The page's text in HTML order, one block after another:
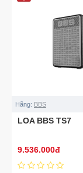
Hãng: BBS
LOA BBS TS7
9.536.000đ